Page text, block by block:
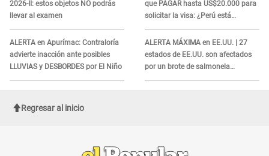
2026-II: estos objetos NO podrás
llevar al examen
ALERTA en Apurímac: Contraloría
advierte inacción ante posibles
LLUVIAS y DESBORDES por El Niño
que PAGAR hasta US$20.000 para
solicitar la visa: ¿Perú está
incluido?
ALERTA MÁXIMA en EE.UU. | 27
estados de EE.UU. son afectados
por un brote de salmonela
relacionado a un producto MUY
Regresar al inicio